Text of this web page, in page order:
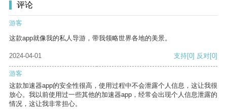
评论
游客
这款app就像我的私人导游，带我领略世界各地的美景。
2024-04-01 支持[0] 反对[0]
游客
这款加速器app的安全性很高，使用过程中不会泄露个人信息，这让我很
放心。我以前使用过一些其他的加速器app，经常会出现个人信息泄露的
情况，这让我非常担心。